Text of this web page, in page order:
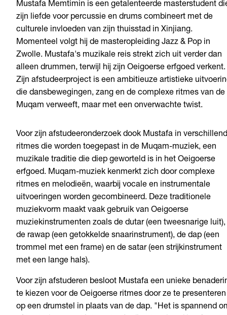
Mustafa Memtimin is een getalenteerde masterstudent
zijn liefde voor percussie en drums combineert met de
culturele invloeden van zijn thuisstad in Xinjiang.
Momenteel volgt hij de masteropleiding Jazz & Pop in
Zwolle. Mustafa's muzikale reis strekt zich uit verder dan
alleen drummen, terwijl hij zijn Oeigoerse erfgoed verkent.
Zijn afstudeerproject is een ambitieuze artistieke
die dansbewegingen, zang en de complexe ritmes van de
Muqam verweeft, maar met een onverwachte twist.
Voor zijn afstudeeronderzoek dook Mustafa in
ritmes die worden toegepast in de Muqam-muziek, een
muzikale traditie die diep geworteld is in het Oeigoerse
erfgoed. Muqam-muziek kenmerkt zich door complexe
ritmes en melodieën, waarbij vocale en instrumentale
uitvoeringen worden gecombineerd. Deze traditionele
muziekvorm maakt vaak gebruik van Oeigoerse
muziekinstrumenten zoals de dutar (een tweesnarige luit),
de rawap (een getokkelde snaarinstrument), de dap (een
trommel met een frame) en de satar (een strijkinstrument
met een lange hals).
Voor zijn afstuderen besloot Mustafa een unieke
te kiezen voor de Oeigoerse ritmes door ze te presenteren
op een drumstel in plaats van de dap. "Het is spannend